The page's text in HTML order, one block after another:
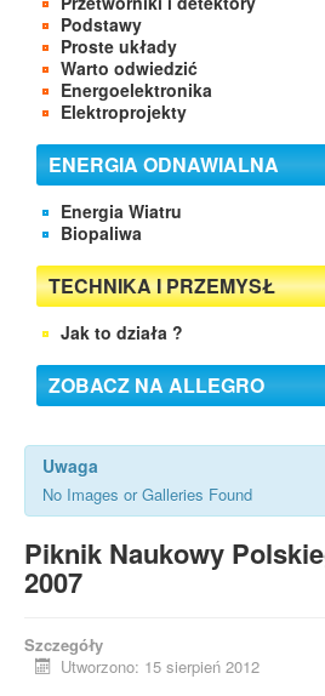
Podstawy
Proste układy
Warto odwiedzić
Energoelektronika
Elektroprojekty
ENERGIA ODNAWIALNA
Energia Wiatru
Biopaliwa
TECHNIKA I PRZEMYSŁ
Jak to działa ?
ZOBACZ NA ALLEGRO
Uwaga
No Images or Galleries Found
Piknik Naukowy
2007
Szczegóły
Utworzono: 15 sierpień 2012